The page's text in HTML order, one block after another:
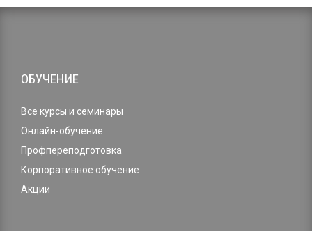
ОБУЧЕНИЕ
Все курсы и семинары
Онлайн-обучение
Профпереподготовка
Корпоративное обучение
Акции